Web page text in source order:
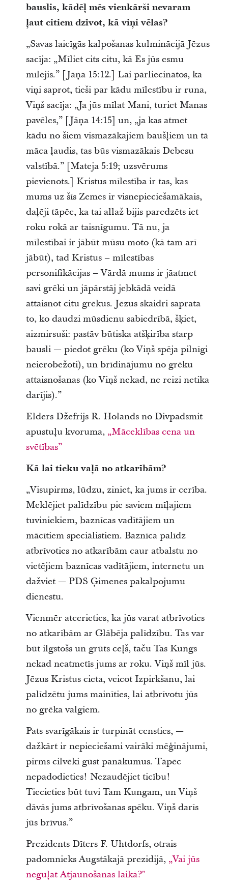
bauslis, kādēļ mēs vienkārši nevaram
ļaut citiem dzīvot, kā viņi vēlas?
„Savas laicīgās kalpošanas kulminācijā Jēzus
sacīja: „Mīliet cits citu, kā Es jūs esmu
mīlējis.” [Jāņa 15:12.] Lai pārliecinātos, ka
viņi saprot, tieši par kādu mīlestību ir runa,
Viņš sacīja: „Ja jūs mīlat Mani, turiet Manas
pavēles,” [Jāņa 14:15] un, „ja kas atmet
kādu no šiem vismazākajiem baušļiem un tā
māca ļaudis, tas būs vismazākais Debesu
valstībā.” [Mateja 5:19; uzsvērums
pievienots.] Kristus mīlestība ir tas, kas
mums uz šīs Zemes ir visnepieciešamākais,
daļēji tāpēc, ka tai allaž bijis paredzēts iet
roku rokā ar taisnīgumu. Tā nu, ja
mīlestībai ir jābūt mūsu moto (kā tam arī
jābūt), tad Kristus – mīlestības
personifikācijas – Vārdā mums ir jāatmet
savi grēki un jāpārstāj jebkādā veidā
attaisnot citu grēkus. Jēzus skaidri saprata
to, ko daudzi mūsdienu sabiedrībā, šķiet,
aizmirsuši: pastāv būtiska atšķirība starp
bausli — piedot grēku (ko Viņš spēja pilnīgi
neierobežoti), un brīdinājumu no grēku
attaisnošanas (ko Viņš nekad, ne reizi netika
darījis).”
Elders Džefrijs R. Holands no Divpadsmit
apustuļu kvoruma, „Māceklības cena un
svētības”
Kā lai tieku vaļā no atkarībām?
„Visupirms, lūdzu, ziniet, ka jums ir cerība.
Meklējiet palīdzību pie saviem mīļajiem
tuviniekiem, baznīcas vadītājiem un
mācītiem speciālistiem. Baznīca palīdz
atbrīvoties no atkarībām caur atbalstu no
vietējiem baznīcas vadītājiem, internetu un
dažviet — PDS Ģimenes pakalpojumu
dienestu.
Vienmēr atcerieties, ka jūs varat atbrīvoties
no atkarībām ar Glābēja palīdzību. Tas var
būt ilgstošs un grūts ceļš, taču Tas Kungs
nekad neatmetīs jums ar roku. Viņš mīl jūs.
Jēzus Kristus cieta, veicot Izpirkšanu, lai
palīdzētu jums mainīties, lai atbrīvotu jūs
no grēka valgiem.
Pats svarīgākais ir turpināt censties, —
dažkārt ir nepieciešami vairāki mēģinājumi,
pirms cilvēki gūst panākumus. Tāpēc
nepadodieties! Nezaudējiet ticību!
Tiecieties būt tuvi Tam Kungam, un Viņš
dāvās jums atbrīvošanas spēku. Viņš darīs
jūs brīvus.”
Prezidents Dīters F. Uhtdorfs, otrais
padomnieks Augstākajā prezidijā, „Vai jūs
neguļat Atjaunošanas laikā?"